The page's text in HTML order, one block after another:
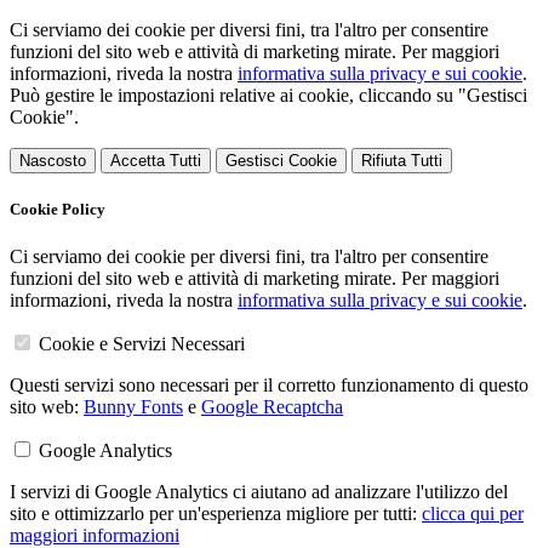
Ci serviamo dei cookie per diversi fini, tra l'altro per consentire
funzioni del sito web e attività di marketing mirate. Per maggiori
informazioni, riveda la nostra informativa sulla privacy e sui cookie.
Può gestire le impostazioni relative ai cookie, cliccando su "Gestisci
Cookie".
Nascosto Accetta Tutti Gestisci Cookie Rifiuta Tutti
Cookie Policy
Ci serviamo dei cookie per diversi fini, tra l'altro per consentire
funzioni del sito web e attività di marketing mirate. Per maggiori
informazioni, riveda la nostra informativa sulla privacy e sui cookie.
Cookie e Servizi Necessari
Questi servizi sono necessari per il corretto funzionamento di questo
sito web: Bunny Fonts e Google Recaptcha
Google Analytics
I servizi di Google Analytics ci aiutano ad analizzare l'utilizzo del
sito e ottimizzarlo per un'esperienza migliore per tutti: clicca qui per
maggiori informazioni